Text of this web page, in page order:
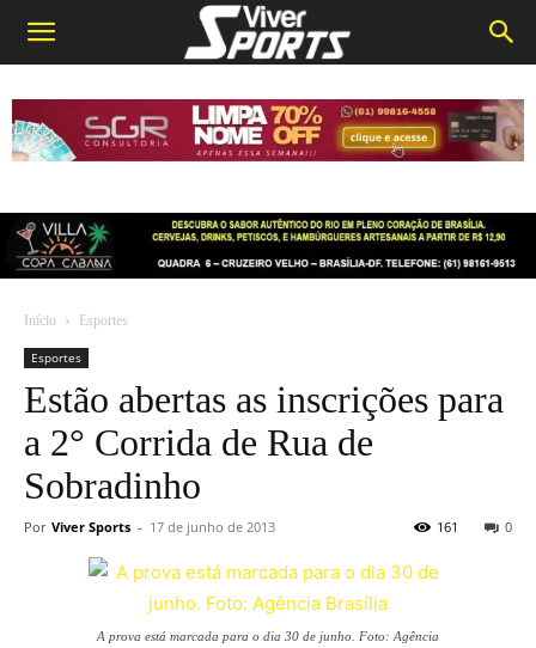
Início Esportes
Esportes
Estão abertas as inscrições para
a 2° Corrida de Rua de
Sobradinho
Por Viver Sports - 17 de junho de 2013 0
161
A prova está marcada para o dia 30 de junho. Foto: Agência